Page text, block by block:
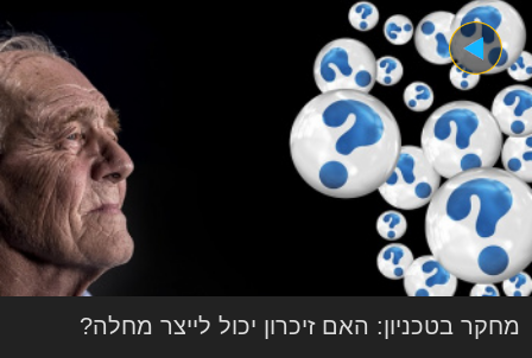
מחקר בטכניון: האם זיכרון יכול לייצר מחלה?